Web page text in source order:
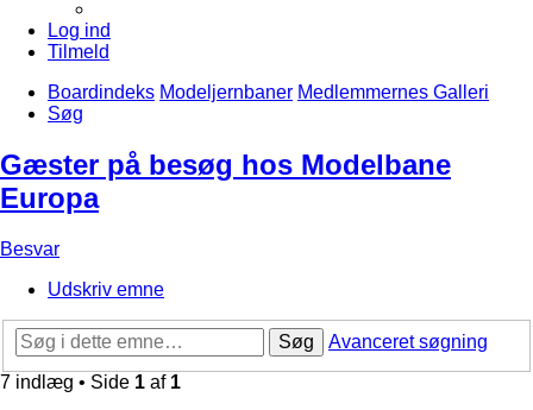
Log ind
Tilmeld
Boardindeks Modeljernbaner Medlemmernes Galleri
Søg
Gæster på besøg hos Modelbane
Europa
Besvar
Udskriv emne
Søg
Avanceret søgning
7 indlæg • Side 1 af 1